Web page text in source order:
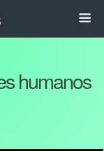
humanos